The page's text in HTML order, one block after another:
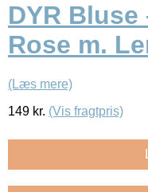
DYR Bluse
Rose m.
(Læs mere)
149 kr. (Vis fragtpris)